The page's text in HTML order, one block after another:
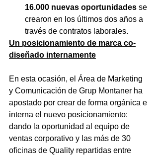
16.000 nuevas oportunidades se
crearon en los últimos dos años a
través de contratos laborales.
Un posicionamiento de marca co-
diseñado internamente
En esta ocasión, el Área de Marketing
y Comunicación de Grup Montaner ha
apostado por crear de forma orgánica e
interna el nuevo posicionamiento:
dando la oportunidad al equipo de
ventas corporativo y las más de 30
oficinas de Quality repartidas entre